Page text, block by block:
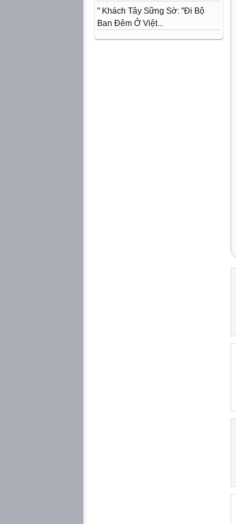
" Khách Tây Sững Sờ: "Đi Bộ
Ban Đêm Ở Việt...